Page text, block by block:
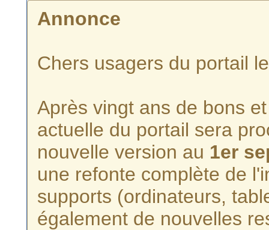
Annonce
Chers usagers du portail
Après vingt ans de bons
actuelle du portail sera
nouvelle version au 1er
une refonte complète de
supports (ordinateurs,
également de nouvelles